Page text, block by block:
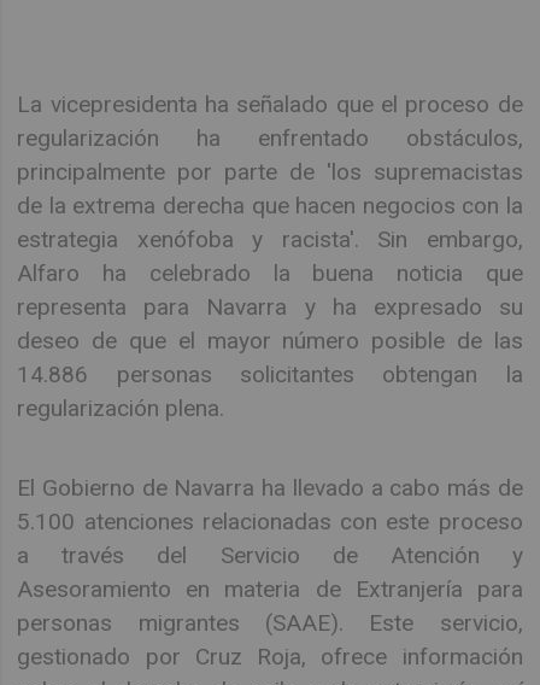
La vicepresidenta ha señalado que el proceso de
regularización ha enfrentado obstáculos,
principalmente por parte de 'los supremacistas
de la extrema derecha que hacen negocios con la
estrategia xenófoba y racista'. Sin embargo,
Alfaro ha celebrado la buena noticia que
representa para Navarra y ha expresado su
deseo de que el mayor número posible de las
14.886 personas solicitantes obtengan la
regularización plena.
El Gobierno de Navarra ha llevado a cabo más de
5.100 atenciones relacionadas con este proceso
a través del Servicio de Atención y
Asesoramiento en materia de Extranjería para
personas migrantes (SAAE). Este servicio,
gestionado por Cruz Roja, ofrece información